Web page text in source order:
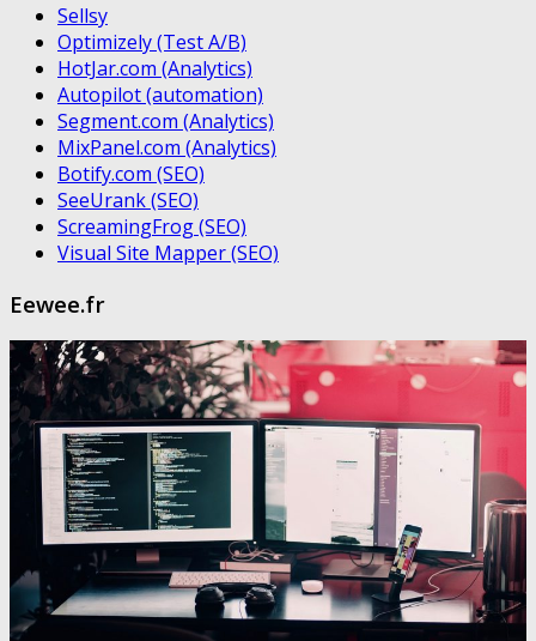
Sellsy
Optimizely (Test A/B)
HotJar.com (Analytics)
Autopilot (automation)
Segment.com (Analytics)
MixPanel.com (Analytics)
Botify.com (SEO)
SeeUrank (SEO)
ScreamingFrog (SEO)
Visual Site Mapper (SEO)
Eewee.fr